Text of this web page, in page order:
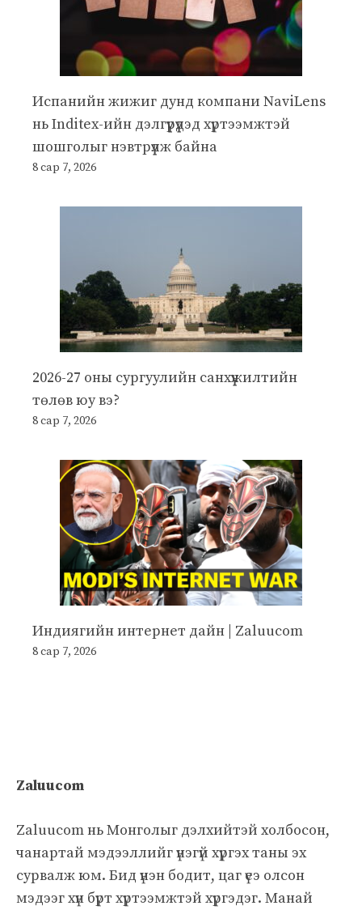
Испанийн жижиг дунд компани NaviLens
нь Inditex-ийн дэлгүүрүүдэд хүртээмжтэй
шошголыг нэвтрүүлж байна
8 сар 7, 2026
2026-27 оны сургуулийн санхүүжилтийн
төлөв юу вэ?
8 сар 7, 2026
Индиягийн интернет дайн | Zaluucom
8 сар 7, 2026
Zaluucom
Zaluucom нь Монголыг дэлхийтэй холбосон,
чанартай мэдээллийг үнэгүй хүргэх таны эх
сурвалж юм. Бид үнэн бодит, цаг үеэ олсон
мэдээг хүн бүрт хүртээмжтэй хүргэдэг. Манай